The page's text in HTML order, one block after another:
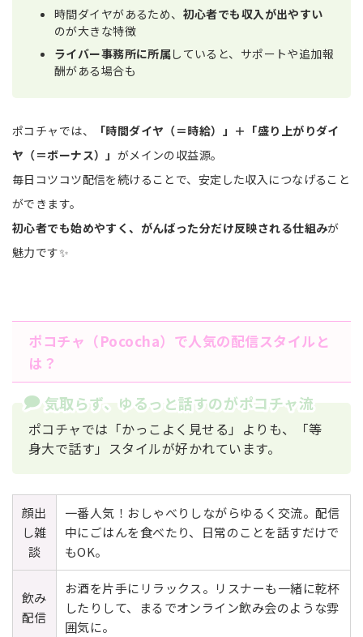
時間ダイヤがあるため、 初心者でも収入が出やすい
のが大きな特徴
ライバー事務所に所属していると、サポートや追加報
酬がある場合も
ポコチャでは、
「時間ダイヤ（＝時給）」＋「盛り上がりダイ
ヤ（＝ボーナス）」 がメインの収益源。
毎日コツコツ配信を続けることで、安定した収入につなげること
ができます。
初心者でも始めやすく、がんばった分だけ反映される仕組みが
魅力です✨
ポコチャ（Pococha）で人気の配信スタイルと
は？
気取らず、ゆるっと話すのがポコチャ流
ポコチャでは「かっこよく見せる」よりも、「等
身大で話す」スタイルが好かれています。
顔出
し雑
談
一番人気！おしゃべりしながらゆるく交流。配信
中にごはんを食べたり、日常のことを話すだけで
もOK。
飲み
配信
お酒を片手にリラックス。リスナーも一緒に乾杯
したりして、まるでオンライン飲み会のような雰
囲気に。